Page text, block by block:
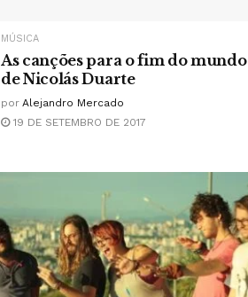
MÚSICA
As canções para o fim do mundo
de Nicolás Duarte
por Alejandro Mercado
19 DE SETEMBRO DE 2017